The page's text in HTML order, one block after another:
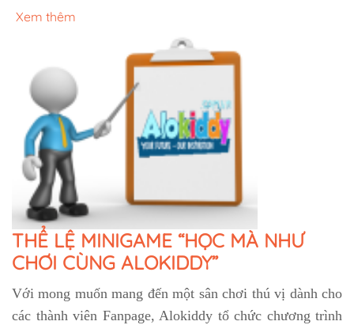
Xem thêm
THỂ LỆ MINIGAME “HỌC MÀ NHƯ
CHƠI CÙNG ALOKIDDY”
Với mong muốn mang đến một sân chơi thú vị dành cho
các thành viên Fanpage, Alokiddy tổ chức chương trình